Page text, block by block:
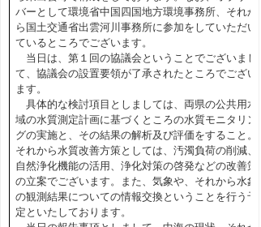
バーとして環境省中国四国地方環境事務所、それか
ら国土交通省出雲河川事務所に参加をしていただい
ているところでございます。
当日は、第１回の協議会ということでございまし
て、協議会の設置要領が了承されたところでござい
ます。
具体的な検討項目としましては、両県の公共用水
域の水質測定計画に基づくところの水質モニタリン
グの実施と、その結果の解析及び評価をすること。
それから水質改善方策としては、汚濁負荷の削減、
自然浄化機能の活用、浄化対策の啓発などの改善策
の立案でございます。また、気象や、それから水象
の観測結果についての情報交換ということを行う予
定といたしております。